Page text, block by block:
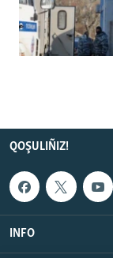
QOŞULIÑIZ!
INFO